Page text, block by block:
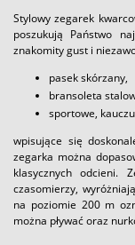
Stylowy zegarek
poszukują Państwo
znakomity gust i
pasek skórzany,
bransoleta
sportowe,
wpisujące się
zegarka można
klasycznych
czasomierzy,
na poziomie 200 m
można pływać oraz